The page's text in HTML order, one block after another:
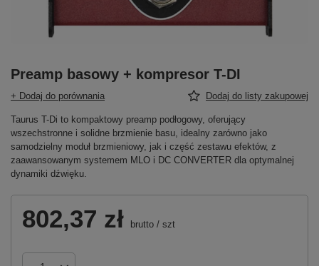
Preamp basowy + kompresor T-DI
+ Dodaj do porównania Dodaj do listy zakupowej
Taurus T-Di to kompaktowy preamp podłogowy, oferujący
wszechstronne i solidne brzmienie basu, idealny zarówno jako
samodzielny moduł brzmieniowy, jak i część zestawu efektów, z
zaawansowanym systemem MLO i DC CONVERTER dla optymalnej
dynamiki dźwięku.
802,37 zł brutto / szt